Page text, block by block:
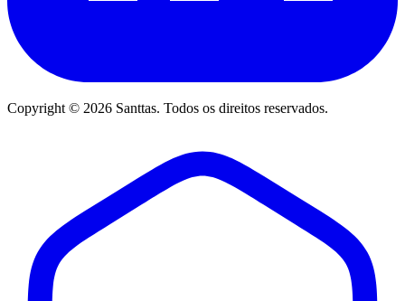
Copyright © 2026 Santtas. Todos os direitos reservados.